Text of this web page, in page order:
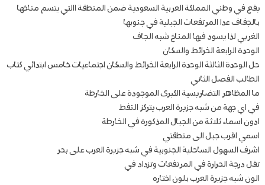
يقع في وطني المملكة العربية السعودية ضمن المنطقة االتي يتسم مناخها
بالجفاف عدا المرتفعات الجبلية في جنوبها
الغربي لذا يسود فيها المناخ شبه الجاف
الوحدة الرابعة الخرائط والسكان
حل الوحدة الثالثة الوحدة الرابعة الخرائط والسكان اجتماعيات خامس ابتدائي كتاب
الطالب الفصل الثاني
ما المظاهر التضاريسية الكبرى الموجودة على الخارطة
في اي جهة من شبه جزيرة العرب يتركز النفط
ادون اسماء ثلاثة من الجبال المذكورة في الخارطة
اسمي اقرب جبل الى منطقتي
اشرف السهول الساحلية الجنوبية في شبه جزيرة العرب على بحر
تقل درجة الحرارة في المرتفعات وتزداد في
الون شبه جزيرة العرب بلون اختاره